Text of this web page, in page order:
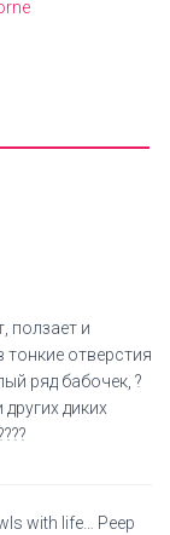
ползает и
тонкие отверстия
ряд бабочек, ?
других диких
with life… Peep